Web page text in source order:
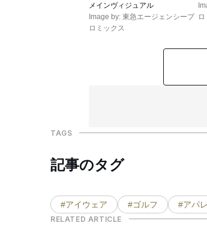
メインヴィジュアル
Image by: 東急エージェンシープ
ロミックス
TAGS
記事のタグ
#アイウェア #ゴルフ #アパ
RELATED ARTICLE